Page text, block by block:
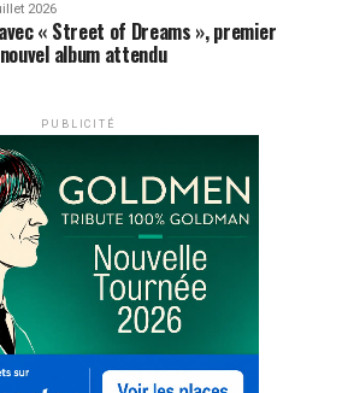
2026
« Street of Dreams », premier
album attendu
PUBLICITÉ